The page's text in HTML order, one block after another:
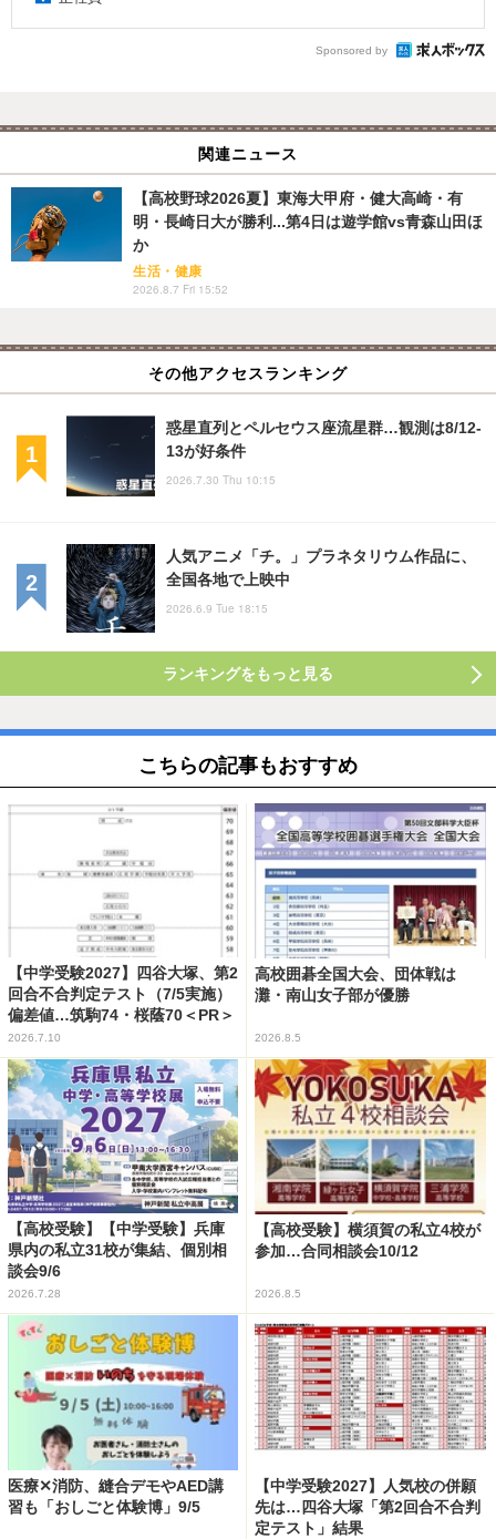
Sponsored by
関連ニュース
【高校野球2026夏】東海大甲府・健大高崎・有
明・長崎日大が勝利...第4日は遊学館vs青森山田ほ
か
生活・健康
2026.8.7 Fri 15:52
その他アクセスランキング
惑星直列とペルセウス座流星群…観測は8/12-
13が好条件
2026.7.30 Thu 10:15
人気アニメ「チ。」プラネタリウム作品に、
全国各地で上映中
2026.6.9 Tue 18:15
ランキングをもっと見る
こちらの記事もおすすめ
【中学受験2027】四谷大塚、第2
回合不合判定テスト（7/5実施）
偏差値…筑駒74・桜蔭70＜PR＞
2026.7.10
高校囲碁全国大会、団体戦は
灘・南山女子部が優勝
2026.8.5
【高校受験】【中学受験】兵庫
県内の私立31校が集結、個別相
談会9/6
2026.7.28
【高校受験】横須賀の私立4校が
参加…合同相談会10/12
2026.8.5
医療✕消防、縫合デモやAED講
習も「おしごと体験博」9/5
【中学受験2027】人気校の併願
先は…四谷大塚「第2回合不合判
定テスト」結果